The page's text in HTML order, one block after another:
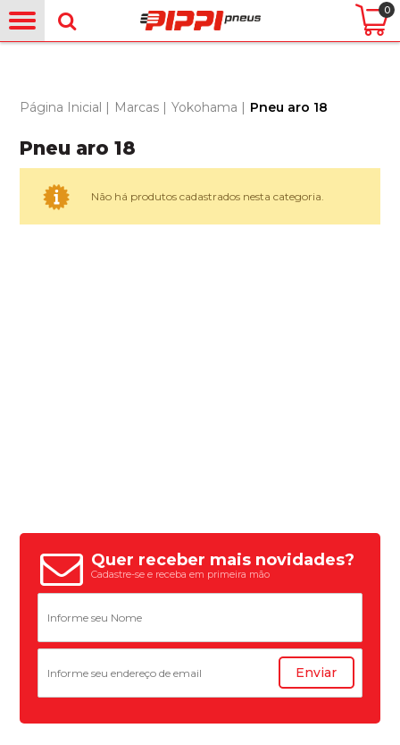
0
Página Inicial | Marcas | Yokohama | Pneu aro 18
Pneu aro 18
Não há produtos cadastrados nesta categoria.
Quer receber mais novidades?
Cadastre-se e receba em primeira mão
Enviar